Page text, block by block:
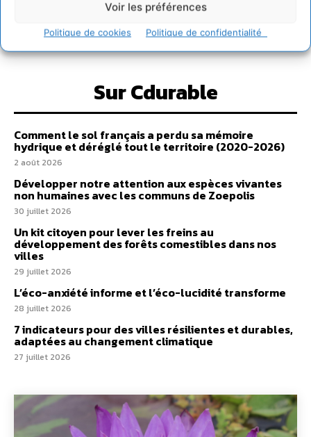
Voir les préférences
Politique de cookies Politique de confidentialité
Sur Cdurable
Comment le sol français a perdu sa mémoire
hydrique et déréglé tout le territoire (2020-2026)
2 août 2026
Développer notre attention aux espèces vivantes
non humaines avec les communs de Zoepolis
30 juillet 2026
Un kit citoyen pour lever les freins au
développement des forêts comestibles dans nos
villes
29 juillet 2026
L’éco-anxiété informe et l’éco-lucidité transforme
28 juillet 2026
7 indicateurs pour des villes résilientes et durables,
adaptées au changement climatique
27 juillet 2026